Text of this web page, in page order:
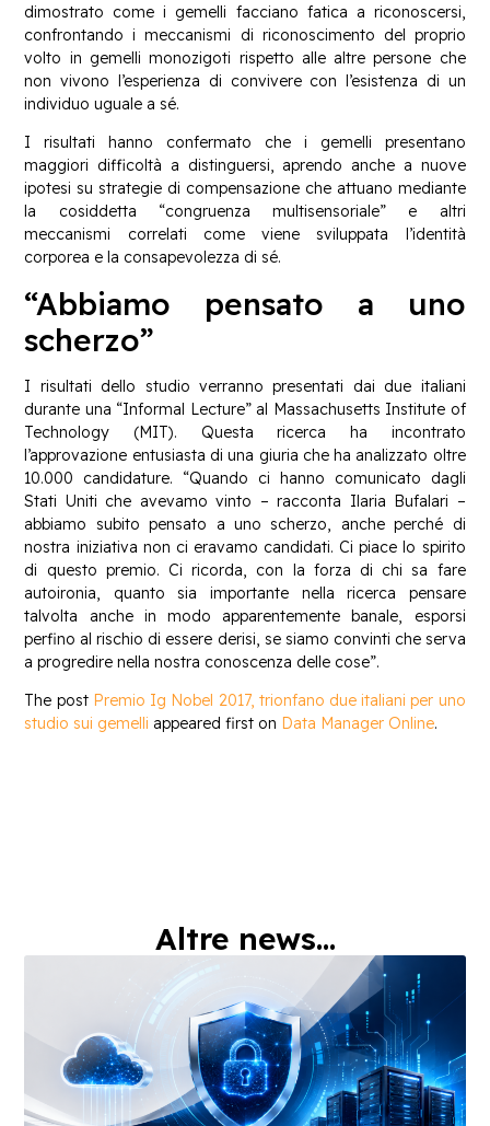
dimostrato come i gemelli facciano fatica a riconoscersi,
confrontando i meccanismi di riconoscimento del proprio
volto in gemelli monozigoti rispetto alle altre persone che
non vivono l’esperienza di convivere con l’esistenza di un
individuo uguale a sé.
I risultati hanno confermato che i gemelli presentano
maggiori difficoltà a distinguersi, aprendo anche a nuove
ipotesi su strategie di compensazione che attuano mediante
la cosiddetta “congruenza multisensoriale” e altri
meccanismi correlati come viene sviluppata l’identità
corporea e la consapevolezza di sé.
“Abbiamo pensato a uno
scherzo”
I risultati dello studio verranno presentati dai due italiani
durante una “Informal Lecture” al Massachusetts Institute of
Technology (MIT). Questa ricerca ha incontrato
l’approvazione entusiasta di una giuria che ha analizzato oltre
10.000 candidature. “Quando ci hanno comunicato dagli
Stati Uniti che avevamo vinto – racconta Ilaria Bufalari –
abbiamo subito pensato a uno scherzo, anche perché di
nostra iniziativa non ci eravamo candidati. Ci piace lo spirito
di questo premio. Ci ricorda, con la forza di chi sa fare
autoironia, quanto sia importante nella ricerca pensare
talvolta anche in modo apparentemente banale, esporsi
perfino al rischio di essere derisi, se siamo convinti che serva
a progredire nella nostra conoscenza delle cose”.
The post Premio Ig Nobel 2017, trionfano due italiani per uno
studio sui gemelli appeared first on Data Manager Online.
Altre news...